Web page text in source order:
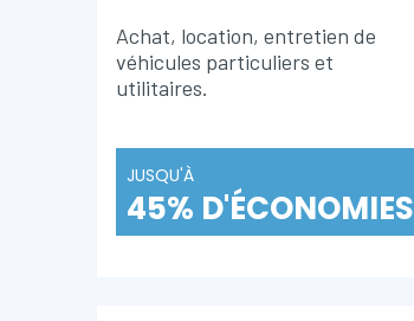
Achat, location, entretien de
véhicules particuliers et
utilitaires.
JUSQU'À
45% D'ÉCONOMIES